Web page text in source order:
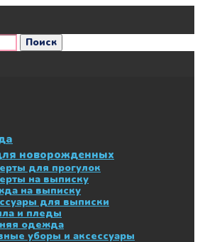
новорожденных
для прогулок
на выписку
на выписку
для выписки
и пледы
одежда
уборы и аксессуары